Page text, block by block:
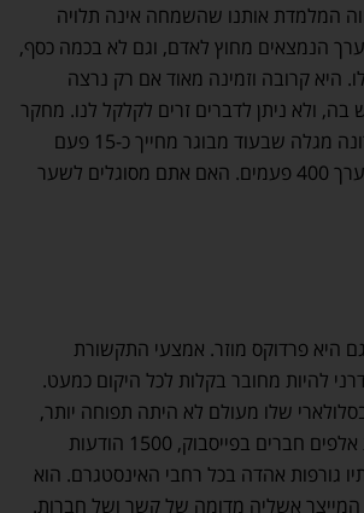
המלמדת אותנו שהשמחה אינה תלויה
ערך הנמצאים מחוץ לאדם, וגם לא בכמה כסף,
היא קרובה וזמינה מאוד אם רק נרצה
בה, ולא ניתן לדברים זרים לקלקל לנו. מחקר
מרתק שפורסם לאחרונה מגלה שבעוד מבוגר מחייך כ-15 פעם
ביום, לילד זה קורה בערך 400 פעמים. האם אתם מסוגלים לשער
היא פרדוקס מוזר. אמצעי התקשורת
להיות מחובר בקלות לכל היקום כמעט.
שלו מעולם לא היתה תפוחה יותר,
הוא מתהדר בשלושת אלפים חברים בפייסבוק, 1500 הודעות
גורפות אהדה בכל רחבי האינסטגרם. הוא
המייצר אשליה מדומה של קשר ושל חברות.